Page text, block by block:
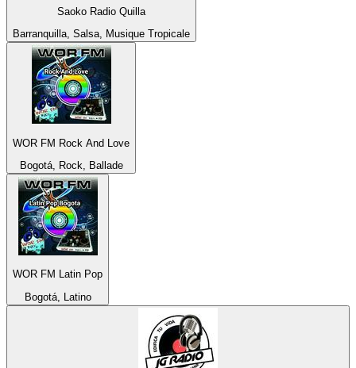
Saoko Radio Quilla
Barranquilla, Salsa, Musique Tropicale
WOR FM Rock And Love
Bogotá, Rock, Ballade
WOR FM Latin Pop
Bogotá, Latino